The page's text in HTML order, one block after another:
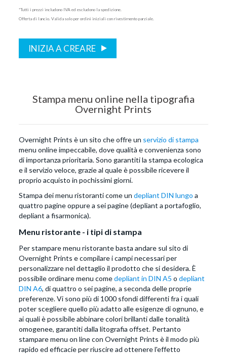
*Tutti i prezzi includono IVA ed escludono la spedizione.
Offerta di lancio. Valida solo per ordini iniziali con rivestimento parziale.
INIZIA A CREARE
Stampa menu online nella tipografia
Overnight Prints
Overnight Prints è un sito che offre un servizio di stampa
menu online impeccabile, dove qualità e convenienza sono
di importanza prioritaria. Sono garantiti la stampa ecologica
e il servizio veloce, grazie al quale è possibile ricevere il
proprio acquisto in pochissimi giorni.
Stampa dei menu ristoranti come undepliant DIN lungo a
quattro pagine oppure a sei pagine (depliant a portafoglio,
depliant a fisarmonica).
Menu ristorante - i tipi di stampa
Per stampare menu ristorante basta andare sul sito di
Overnight Prints e compilare i campi necessari per
personalizzare nel dettaglio il prodotto che si desidera. È
possibile ordinare menu comedepliant in DIN A5 odepliant
DIN A6, di quattro o sei pagine, a seconda delle proprie
preferenze. Vi sono più di 1000 sfondi differenti fra i quali
poter scegliere quello più adatto alle esigenze di ognuno, e
ai quali è possibile abbinare colori brillanti dalle tonalità
omogenee, garantiti dalla litografia offset. Pertanto
stampare menu on line con Overnight Prints è il modo più
rapido ed efficacie per riuscire ad ottenere l'effetto